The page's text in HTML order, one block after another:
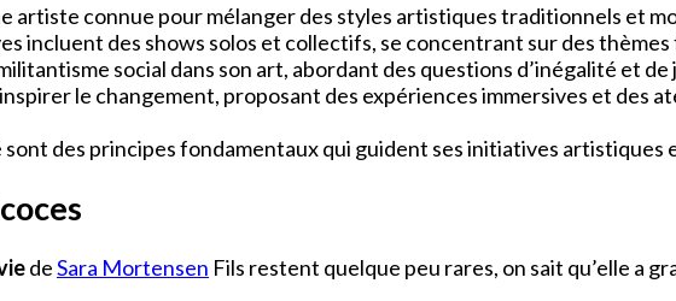
artiste connue pour mélanger des styles artistiques traditionnels et
incluent des shows solos et collectifs, se concentrant sur des
social dans son art, abordant des questions d’inégalité et
le changement, proposant des expériences immersives et des
sont des principes fondamentaux qui guident ses initiatives artistiques
deSara Mortensen Fils restent quelque peu rares, on sait qu’elle a